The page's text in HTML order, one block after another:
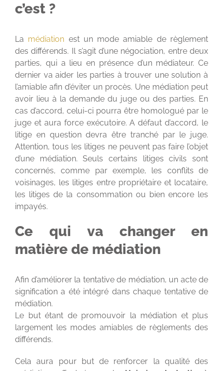
c’est ?
La médiation est un mode amiable de règlement
des différends. Il s’agit d’une négociation, entre deux
parties, qui a lieu en présence d’un médiateur. Ce
dernier va aider les parties à trouver une solution à
l’amiable afin d’éviter un procès. Une médiation peut
avoir lieu à la demande du juge ou des parties. En
cas d’accord, celui-ci pourra être homologué par le
juge et aura force exécutoire. A défaut d’accord, le
litige en question devra être tranché par le juge.
Attention, tous les litiges ne peuvent pas faire l’objet
d’une médiation. Seuls certains litiges civils sont
concernés, comme par exemple, les conflits de
voisinages, les litiges entre propriétaire et locataire,
les litiges de la consommation ou bien encore les
impayés.
Ce qui va changer en
matière de médiation
Afin d’améliorer la tentative de médiation, un acte de
signification a été intégré dans chaque tentative de
médiation.
Le but étant de promouvoir la médiation et plus
largement les modes amiables de règlements des
différends.
Cela aura pour but de renforcer la qualité des